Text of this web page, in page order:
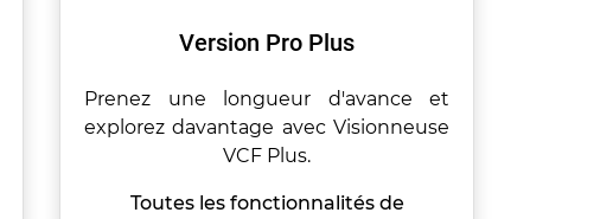
Version Pro Plus
Prenez une longueur d'avance et
explorez davantage avec Visionneuse
VCF Plus.
Toutes les fonctionnalités de